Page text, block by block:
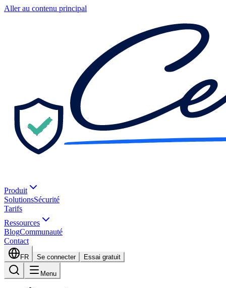
Aller au contenu principal
Produit
SolutionsSécurité
Tarifs
Ressources
BlogCommunauté
Contact
FR Se connecter Essai gratuit
Menu